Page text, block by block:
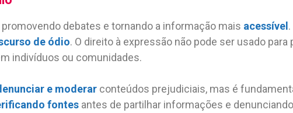
promovendo debates e tornando a informação mais acessível
de ódio. O direito à expressão não pode ser usado
indivíduos ou comunidades.
e moderar conteúdos prejudiciais, mas é
fontes antes de partilhar informações e